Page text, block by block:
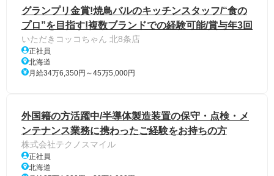
グランプリ金賞!焼鳥バルのキッチンスタッフ/“食の
プロ”を目指す!複数ブランドでの経験可能/賞与年3回
いただきコッコちゃん 北8条店
正社員
北海道
月給34万6,350円～45万5,000円
外国籍の方活躍中/半導体製造装置の保守・点検・メ
ンテナンス業務に携わったご経験をお持ちの方
株式会社テクノスマイル
正社員
北海道